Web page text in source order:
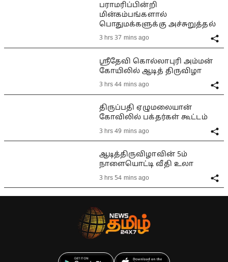
பராமரிப்பின்றி
மின்கம்பங்களால்
பொதுமக்களுக்கு அச்சுறுத்தல்
3 hrs 37 mins ago
ஸ்ரீதேவி கொல்லாபுரி அம்மன்
கோயிலில் ஆடித் திருவிழா
3 hrs 44 mins ago
திருப்பதி ஏழுமலையான்
கோவிலில் பக்தர்கள் கூட்டம்
3 hrs 49 mins ago
ஆடித்திருவிழாவின் 5ம்
நாளையொட்டி வீதி உலா
3 hrs 54 mins ago